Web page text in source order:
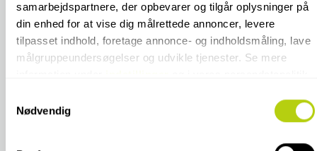
samarbejdspartnere, der opbevarer og tilgår oplysninger på
din enhed for at vise dig målrettede annoncer, levere
tilpasset indhold, foretage annonce- og indholdsmåling, lave
målgruppeundersøgelser og udvikle tjenester. Se mere
indstillinger fra vores "Cookiedeklaration", eller ved at trykke
Nødvendig
SPECIFIKATIONER
KONTAKT OS